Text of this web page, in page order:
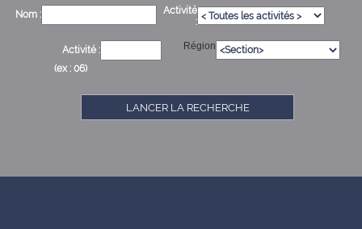
Nom :
Activité
:
Activité :
(ex : 06)
Région
LANCER LA RECHERCHE